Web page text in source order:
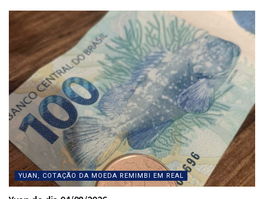
YUAN, COTAÇÃO DA MOEDA REMIMBI EM REAL